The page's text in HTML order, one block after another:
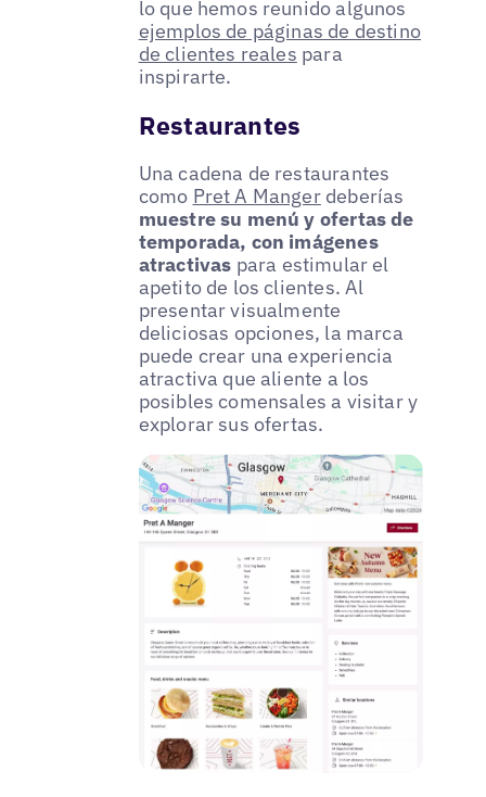
lo que hemos reunido algunos
ejemplos de páginas de destino
de clientes reales para
inspirarte.
Restaurantes
Una cadena de restaurantes
como Pret A Mangerdeberías
muestre su menú y ofertas de
temporada, con imágenes
atractivas para estimular el
apetito de los clientes. Al
presentar visualmente
deliciosas opciones, la marca
puede crear una experiencia
atractiva que aliente a los
posibles comensales a visitar y
explorar sus ofertas.